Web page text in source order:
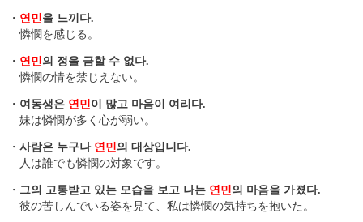
・ 연민을 느끼다.
憐憫を感じる。
・ 연민의 정을 금할 수 없다.
憐憫の情を禁じえない。
・ 여동생은 연민이 많고 마음이 여리다.
妹は憐憫が多く心が弱い。
・ 사람은 누구나 연민의 대상입니다.
人は誰でも憐憫の対象です。
・ 그의 고통받고 있는 모습을 보고 나는 연민의 마음을 가졌다.
彼の苦しんでいる姿を見て、私は憐憫の気持ちを抱いた。